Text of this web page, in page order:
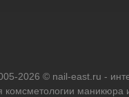
2026 © nail-east.ru -
комсметологии маникюра